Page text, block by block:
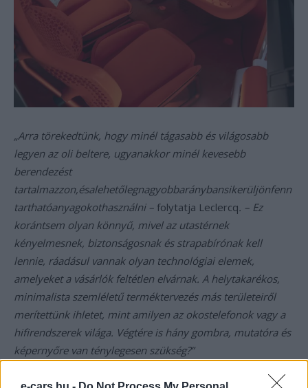
„Arra törekedtünk, hogy minél tágasabb és világosabb
legyen az oli beltere, ugyanakkor minél kevesebb
berendezést
tartalmazzon,ésalehetőlegnagyobbaránybansikerüljönfenn
tarthatóanyagokothasználni – folytatja Leclercq. – Ez
korántsem olyan könnyű, mivel az utastérnek
kényelmesnek, biztonságosnak és strapabírónak kell
lennie, ráadásul vannak olyan technológiai elemek,
amelyeket a vásárlók feltétlen elvárnak. A helytakarékos,
minimalista szemléletű terméktervezés más területeiről
merítettünk ihletet, mint amilyen az okostelefonok vagy a
hifirendszerek világa. Végtére is hány gombra, mutatóra és
képernyőre van ténylegesen szükség?”